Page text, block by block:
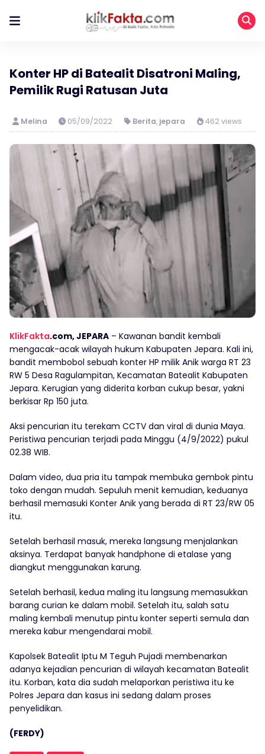
Konter HP di Batealit Disatroni Maling,
Pemilik Rugi Ratusan Juta
Melina 05/09/2022 Berita, jepara 462 views
KlikFakta.com, JEPARA – Kawanan bandit kembali
mengacak-acak wilayah hukum Kabupaten Jepara. Kali ini,
bandit membobol sebuah konter HP milik Anik warga RT 23
RW 5 Desa Ragulampitan, Kecamatan Batealit Kabupaten
Jepara. Kerugian yang diderita korban cukup besar, yakni
berkisar Rp 150 juta.
Aksi pencurian itu terekam CCTV dan viral di dunia Maya.
Peristiwa pencurian terjadi pada Minggu (4/9/2022) pukul
02.38 WIB.
Dalam video, dua pria itu tampak membuka gembok pintu
toko dengan mudah. Sepuluh menit kemudian, keduanya
berhasil memasuki Konter Anik yang berada di RT 23/RW 05
itu.
Setelah berhasil masuk, mereka langsung menjalankan
aksinya. Terdapat banyak handphone di etalase yang
diangkut menggunakan karung.
Setelah berhasil, kedua maling itu langsung memasukkan
barang curian ke dalam mobil. Setelah itu, salah satu
maling kembali menutup pintu konter seperti semula dan
mereka kabur mengendarai mobil.
Kapolsek Batealit Iptu M Teguh Pujadi membenarkan
adanya kejadian pencurian di wilayah kecamatan Batealit
itu. Korban, kata dia sudah melaporkan peristiwa itu ke
Polres Jepara dan kasus ini sedang dalam proses
penyelidikan.
(FERDY)